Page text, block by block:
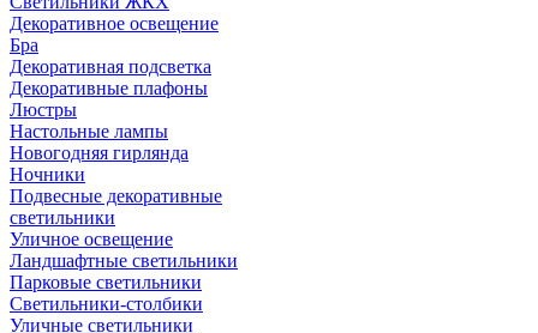
Декоративное освещение
Бра
Декоративная подсветка
Декоративные плафоны
Люстры
Настольные лампы
Новогодняя гирлянда
Ночники
Подвесные декоративные
светильники
Уличное освещение
Ландшафтные светильники
Парковые светильники
Светильники-столбики
Уличные светильники